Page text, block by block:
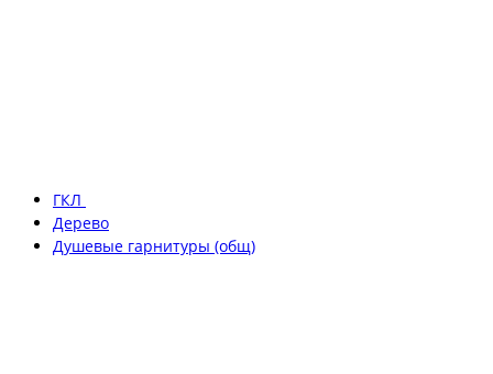
ГКЛ
Дерево
Душевые гарнитуры (общ)